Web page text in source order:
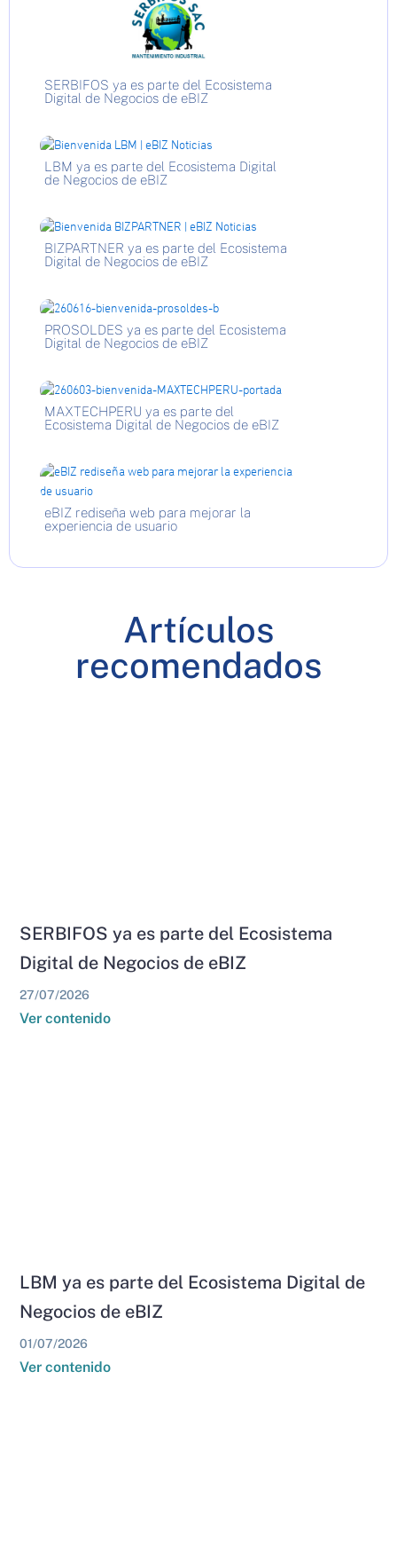
SERBIFOS ya es parte del Ecosistema
Digital de Negocios de eBIZ
LBM ya es parte del Ecosistema Digital
de Negocios de eBIZ
BIZPARTNER ya es parte del Ecosistema
Digital de Negocios de eBIZ
PROSOLDES ya es parte del Ecosistema
Digital de Negocios de eBIZ
MAXTECHPERU ya es parte del
Ecosistema Digital de Negocios de eBIZ
eBIZ rediseña web para mejorar la
experiencia de usuario
Artículos
recomendados
SERBIFOS ya es parte del Ecosistema
Digital de Negocios de eBIZ
27/07/2026
Ver contenido
LBM ya es parte del Ecosistema Digital de
Negocios de eBIZ
01/07/2026
Ver contenido